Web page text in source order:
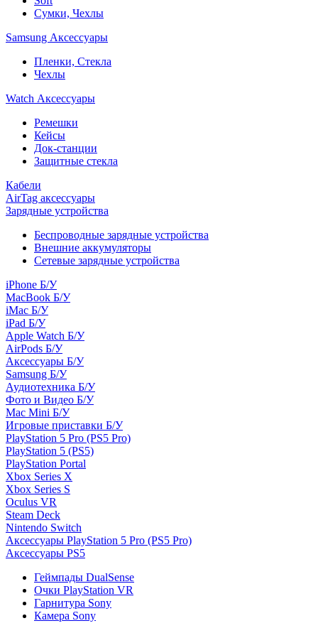
Сумки, Чехлы
Samsung Аксессуары
Пленки, Стекла
Чехлы
Watch Аксессуары
Ремешки
Кейсы
Док-станции
Защитные стекла
Кабели
AirTag аксессуары
Зарядные устройства
Беспроводные зарядные устройства
Внешние аккумуляторы
Сетевые зарядные устройства
iPhone Б/У
MacBook Б/У
iMac Б/У
iPad Б/У
Apple Watch Б/У
AirPods Б/У
Аксессуары Б/У
Samsung Б/У
Аудиотехника Б/У
Фото и Видео Б/У
Mac Mini Б/У
Игровые приставки Б/У
PlayStation 5 Pro (PS5 Pro)
PlayStation 5 (PS5)
PlayStation Portal
Xbox Series X
Xbox Series S
Oculus VR
Steam Deck
Nintendo Switch
Аксессуары PlayStation 5 Pro (PS5 Pro)
Аксессуары PS5
Геймпады DualSense
Очки PlayStation VR
Гарнитура Sony
Камера Sony